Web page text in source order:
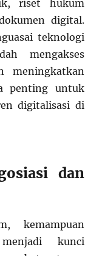
riset hukum
digital.
teknologi
mengakses
meningkatkan
penting untuk
digitalisasi di
dan
kemampuan
kunci